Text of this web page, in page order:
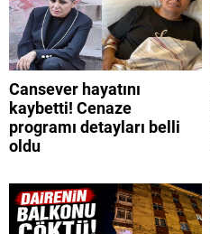
Cansever hayatını
kaybetti! Cenaze
programı detayları belli
oldu